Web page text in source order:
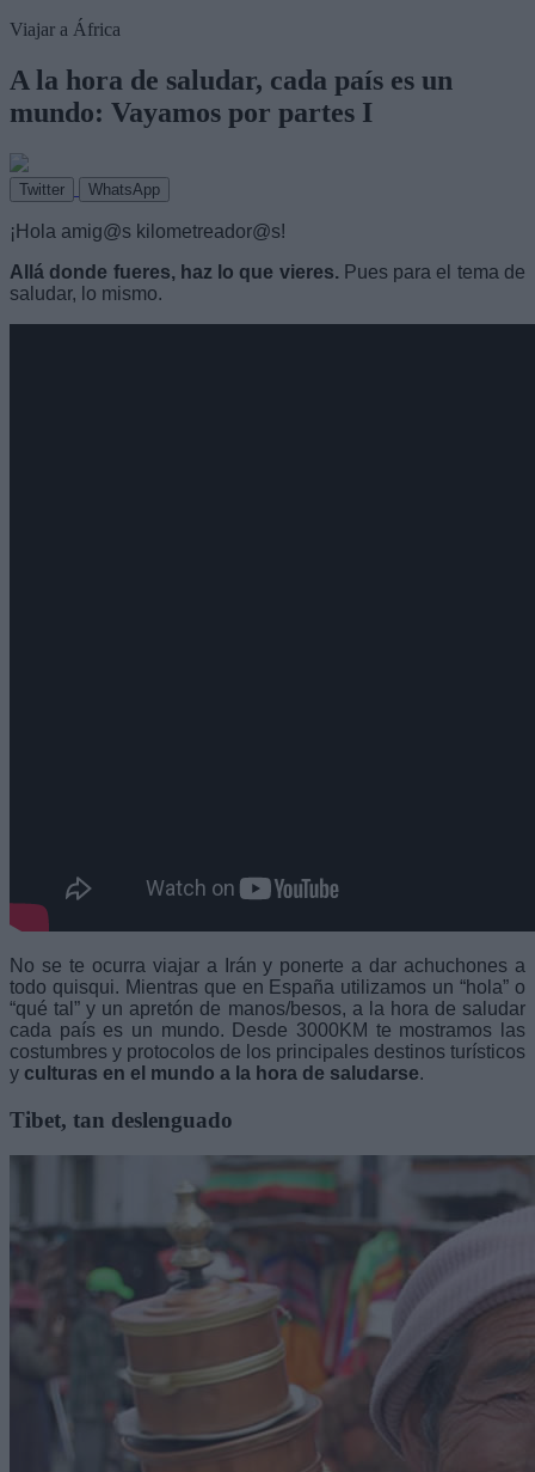
Viajar a África
A la hora de saludar, cada país es un
mundo: Vayamos por partes I
Twitter WhatsApp
¡Hola amig@s kilometreador@s!
Allá donde fueres, haz lo que vieres. Pues para el tema de
saludar, lo mismo.
No se te ocurra viajar a Irán y ponerte a dar achuchones a
todo quisqui. Mientras que en España utilizamos un “hola” o
“qué tal” y un apretón de manos/besos, a la hora de saludar
cada país es un mundo. Desde 3000KM te mostramos las
costumbres y protocolos de los principales destinos turísticos
y culturas en el mundo a la hora de saludarse.
Tibet, tan deslenguado